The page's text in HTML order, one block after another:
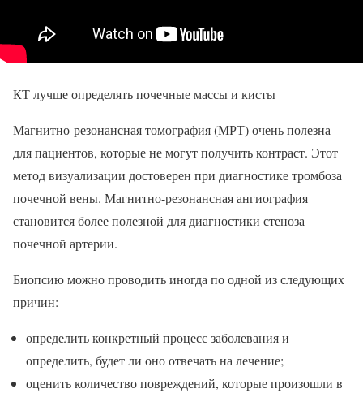
КТ лучше определять почечные массы и кисты
Магнитно-резонансная томография (МРТ) очень полезна
для пациентов, которые не могут получить контраст. Этот
метод визуализации достоверен при диагностике тромбоза
почечной вены. Магнитно-резонансная ангиография
становится более полезной для диагностики стеноза
почечной артерии.
Биопсию можно проводить иногда по одной из следующих
причин:
определить конкретный процесс заболевания и
определить, будет ли оно отвечать на лечение;
оценить количество повреждений, которые произошли в